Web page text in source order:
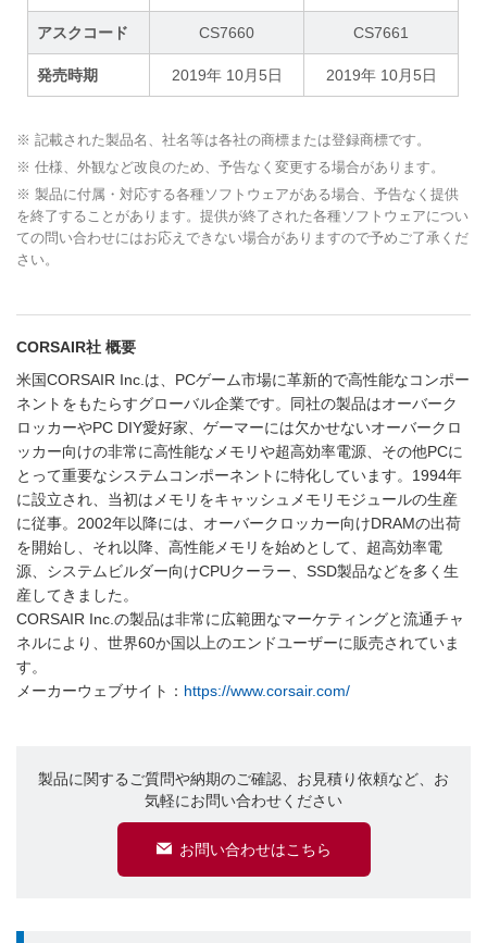
アスクコード CS7660 CS7661
発売時期 2019年 10月5日 2019年 10月5日
※ 記載された製品名、社名等は各社の商標または登録商標です。
※ 仕様、外観など改良のため、予告なく変更する場合があります。
※ 製品に付属・対応する各種ソフトウェアがある場合、予告なく提供
を終了することがあります。提供が終了された各種ソフトウェアについ
ての問い合わせにはお応えできない場合がありますので予めご了承くだ
さい。
CORSAIR社 概要
米国CORSAIR Inc.は、PCゲーム市場に革新的で高性能なコンポー
ネントをもたらすグローバル企業です。同社の製品はオーバーク
ロッカーやPC DIY愛好家、ゲーマーには欠かせないオーバークロ
ッカー向けの非常に高性能なメモリや超高効率電源、その他PCに
とって重要なシステムコンポーネントに特化しています。1994年
に設立され、当初はメモリをキャッシュメモリモジュールの生産
に従事。2002年以降には、オーバークロッカー向けDRAMの出荷
を開始し、それ以降、高性能メモリを始めとして、超高効率電
源、システムビルダー向けCPUクーラー、SSD製品などを多く生
産してきました。
CORSAIR Inc.の製品は非常に広範囲なマーケティングと流通チャ
ネルにより、世界60か国以上のエンドユーザーに販売されていま
す。
メーカーウェブサイト： https://www.corsair.com/
製品に関するご質問や納期のご確認、お見積り依頼など、お
気軽にお問い合わせください
お問い合わせはこちら